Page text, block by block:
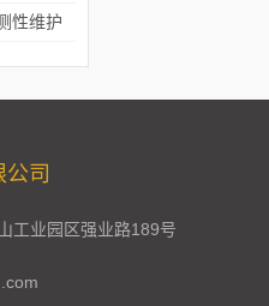
性维护
司
工业园区强业路189号